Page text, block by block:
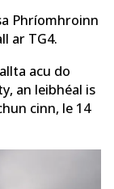
Phríomhroinn
ar TG4.
acu do
an leibhéal is
cinn, le 14